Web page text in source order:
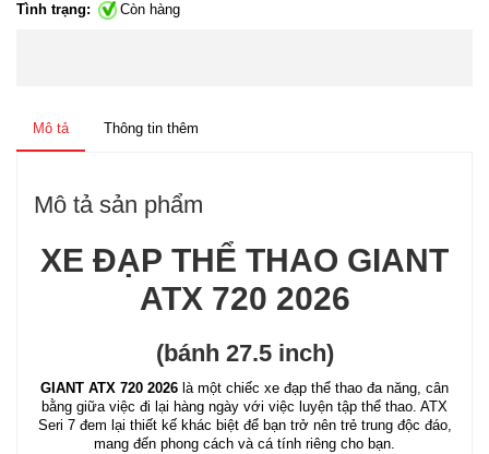
Tình trạng: Còn hàng
Mô tả Thông tin thêm
Mô tả sản phẩm
XE ĐẠP THỂ THAO GIANT
ATX 720 2026
(bánh 27.5 inch)
GIANT ATX 720 2026 là một chiếc xe đạp thể thao đa năng, cân
bằng giữa việc đi lại hàng ngày với việc luyện tập thể thao. ATX
Seri 7 đem lại thiết kế khác biệt để bạn trở nên trẻ trung độc đáo,
mang đến phong cách và cá tính riêng cho bạn.